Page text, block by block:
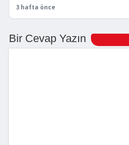
3 hafta önce
Bir Cevap Yazın